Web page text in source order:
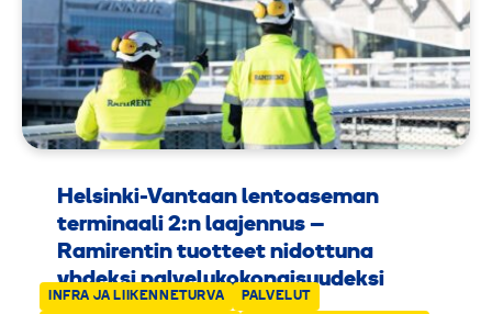
Helsinki-Vantaan lentoaseman
terminaali 2:n laajennus –
Ramirentin tuotteet nidottuna
yhdeksi palvelukokonaisuudeksi
INFRA JA LIIKENNETURVA PALVELUT